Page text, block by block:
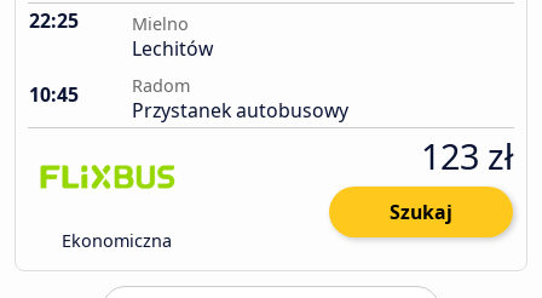
22:25 Mielno
Lechitów
10:45
Radom
Przystanek autobusowy
Ekonomiczna
123 zł
Szukaj